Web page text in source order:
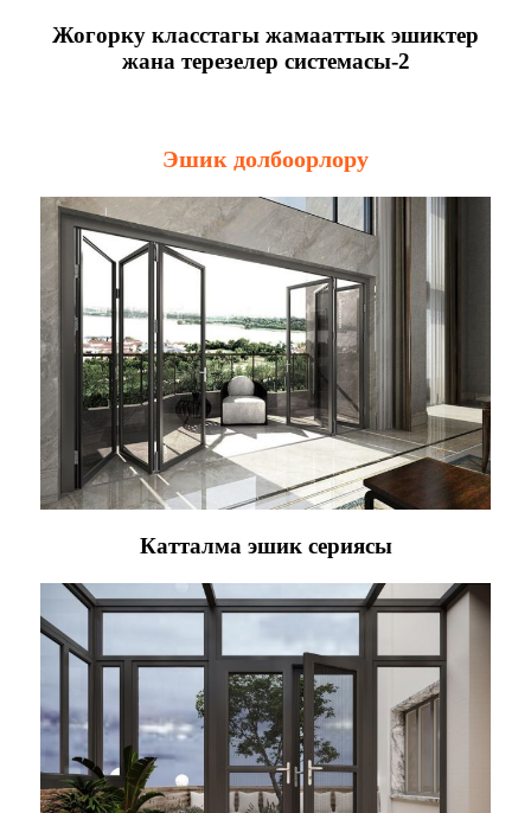
Жогорку класстагы жамааттык эшиктер
жана терезелер системасы-2
Эшик долбоорлору
Катталма эшик сериясы